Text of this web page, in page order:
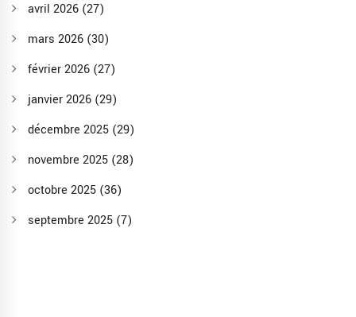
avril 2026 (27)
mars 2026 (30)
février 2026 (27)
janvier 2026 (29)
décembre 2025 (29)
novembre 2025 (28)
octobre 2025 (36)
septembre 2025 (7)